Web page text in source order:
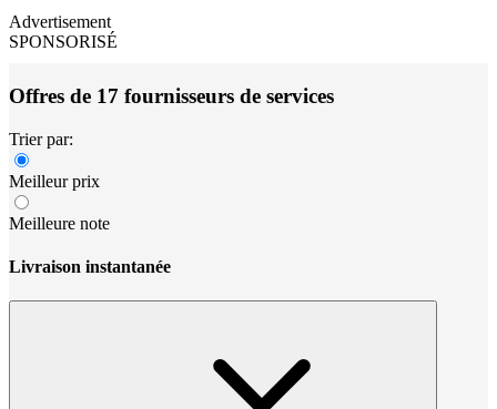
Advertisement
SPONSORISÉ
Offres de 17 fournisseurs de services
Trier par:
Meilleur prix
Meilleure note
Livraison instantanée